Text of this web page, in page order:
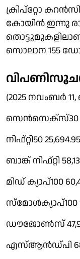
ക്രിപ്‌റ്റോ
കോയിന്‍ ഇന്നു
സൊലാന 155
(2025 നവംബര്‍
സെന്‍സെക്‌സ്30
നിഫ്റ്റി50
ബാങ്ക് നിഫ്റ്റി
മിഡ് ക്യാപ്100
സ്‌മോള്‍ക്യാപ്100
ഡൗജോണ്‍സ്
എസ്ആന്‍ഡ്പി